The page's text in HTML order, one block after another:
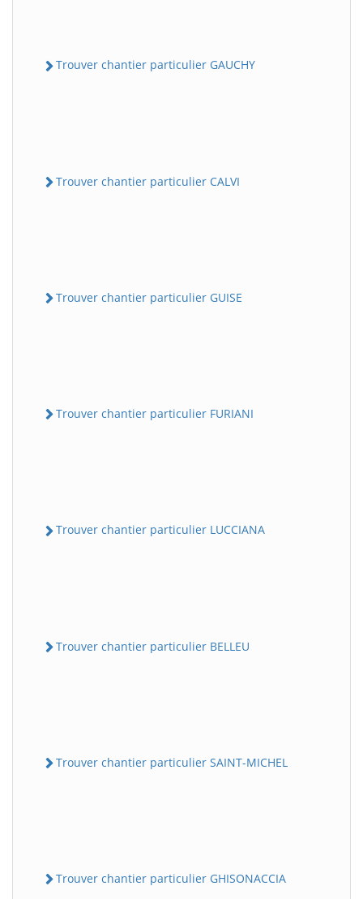
Trouver chantier particulier GAUCHY
Trouver chantier particulier CALVI
Trouver chantier particulier GUISE
Trouver chantier particulier FURIANI
Trouver chantier particulier LUCCIANA
Trouver chantier particulier BELLEU
Trouver chantier particulier SAINT-MICHEL
Trouver chantier particulier GHISONACCIA